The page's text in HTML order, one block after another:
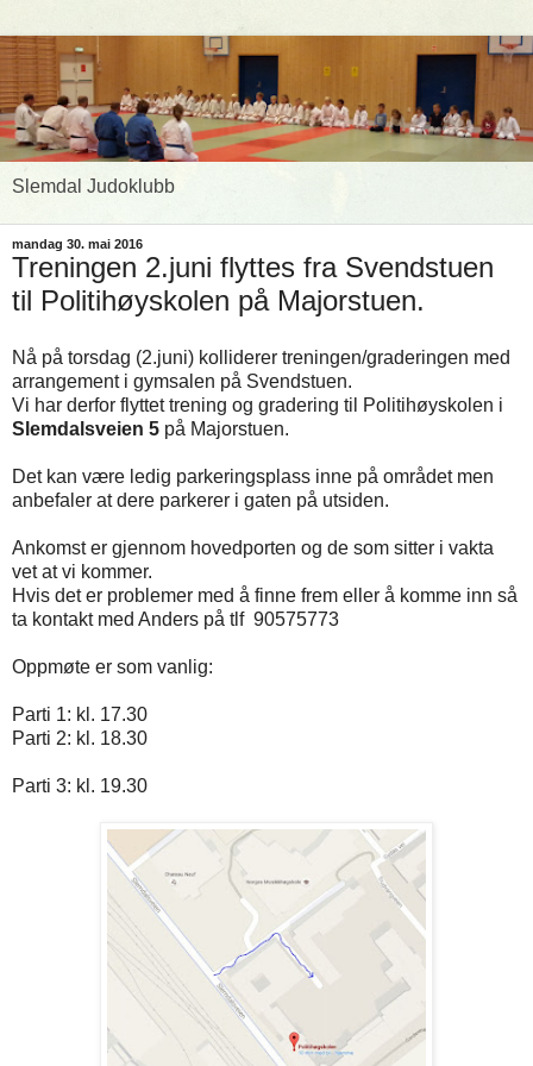
Slemdal Judoklubb
mandag 30. mai 2016
Treningen 2.juni flyttes fra Svendstuen
til Politihøyskolen på Majorstuen.
Nå på torsdag (2.juni) kolliderer treningen/graderingen med
arrangement i gymsalen på Svendstuen.
Vi har derfor flyttet trening og gradering til Politihøyskolen i
Slemdalsveien 5 på Majorstuen.
Det kan være ledig parkeringsplass inne på området men
anbefaler at dere parkerer i gaten på utsiden.
Ankomst er gjennom hovedporten og de som sitter i vakta
vet at vi kommer.
Hvis det er problemer med å finne frem eller å komme inn så
ta kontakt med Anders på tlf 90575773
Oppmøte er som vanlig:
Parti 1: kl. 17.30
Parti 2: kl. 18.30
Parti 3: kl. 19.30